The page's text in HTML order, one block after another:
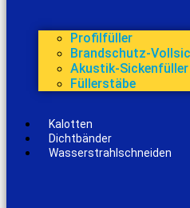
Profilfüller
Brandschutz-
Akustik-Sickenfüller
Füllerstäbe
Kalotten
Dichtbänder
Wasserstrahlschneiden